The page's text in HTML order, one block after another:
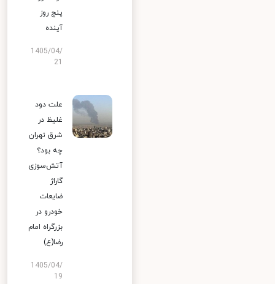
پنج روز
آینده
1405/04/
علت دود
غلیظ در
شرق تهران
چه بود؟
آتش‌سوزی
گاراژ
ضایعات
خودرو در
بزرگراه امام
رضا(ع)
1405/04/
19